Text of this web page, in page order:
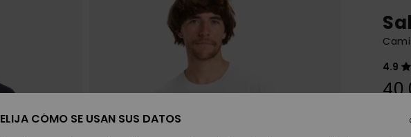
4.9
ELIJA CÓMO SE USAN SUS DATOS